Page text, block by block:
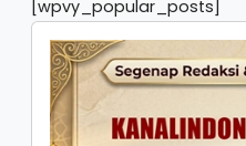
[wpvy_popular_posts]